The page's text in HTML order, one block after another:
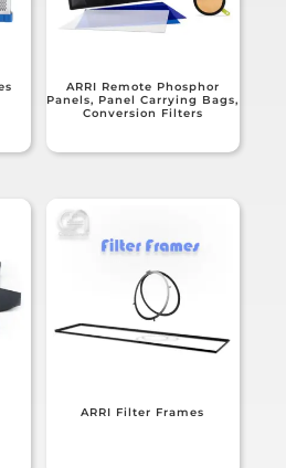
ARRI Remote Phosphor
Panels, Panel Carrying Bags,
Conversion Filters
ARRI Filter Frames